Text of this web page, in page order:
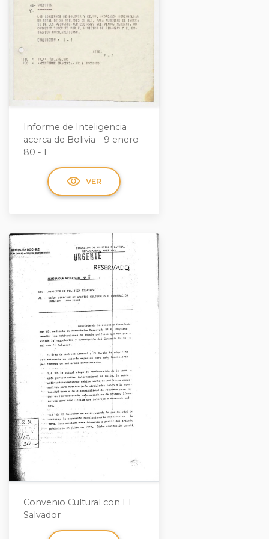
Informe de Inteligencia
acerca de Bolivia - 9 enero
80 - I
visibility VER
Convenio Cultural con El
Salvador